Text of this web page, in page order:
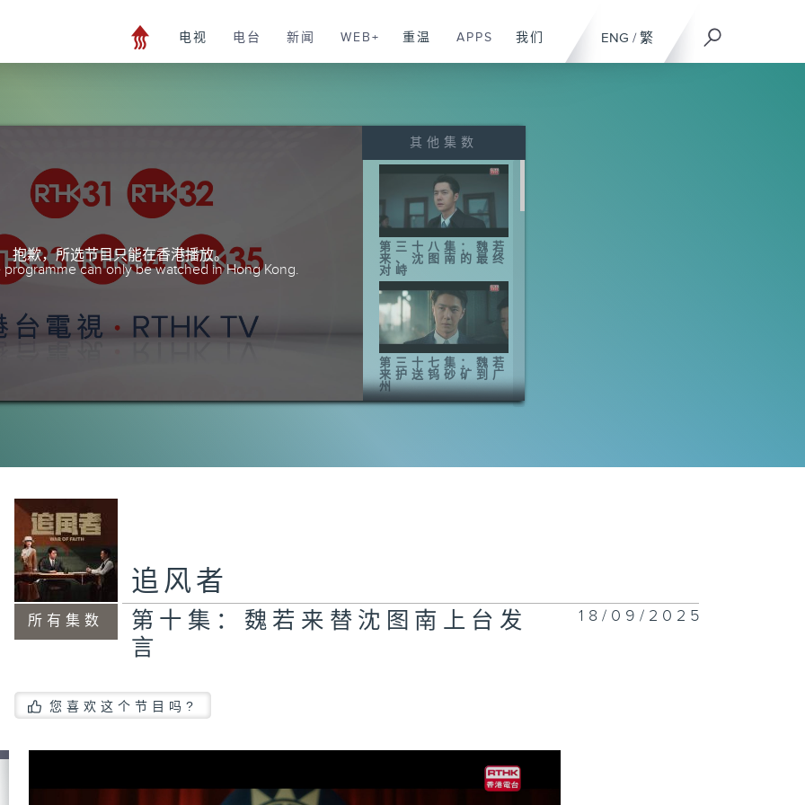
ENG / 繁
电视 电台 新闻 WEB+ 重温 APPS 我们
抱歉，所选节目只能在香港播放。
programme can only be watched in Hong Kong.
其他集数
第三十八集：魏若
来、沈图南的最终
对峙
第三十七集：魏若
来护送钨砂矿到广
州
所有集数
追风者
第十集：魏若来替沈图南上台发
言
18/09/2025
您喜欢这个节目吗?